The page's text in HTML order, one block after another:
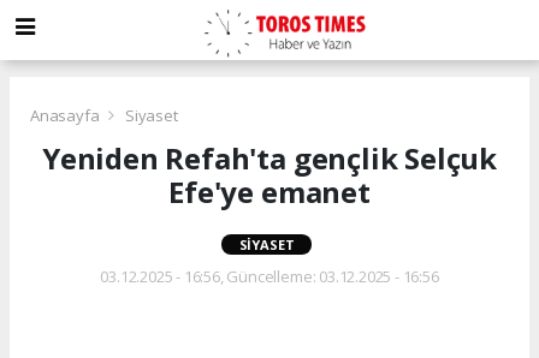
Anasayfa Siyaset
Yeniden Refah'ta gençlik Selçuk
Efe'ye emanet
SIYASET
03.12.2025 - 16:56, Güncelleme: 03.12.2025 - 16:56